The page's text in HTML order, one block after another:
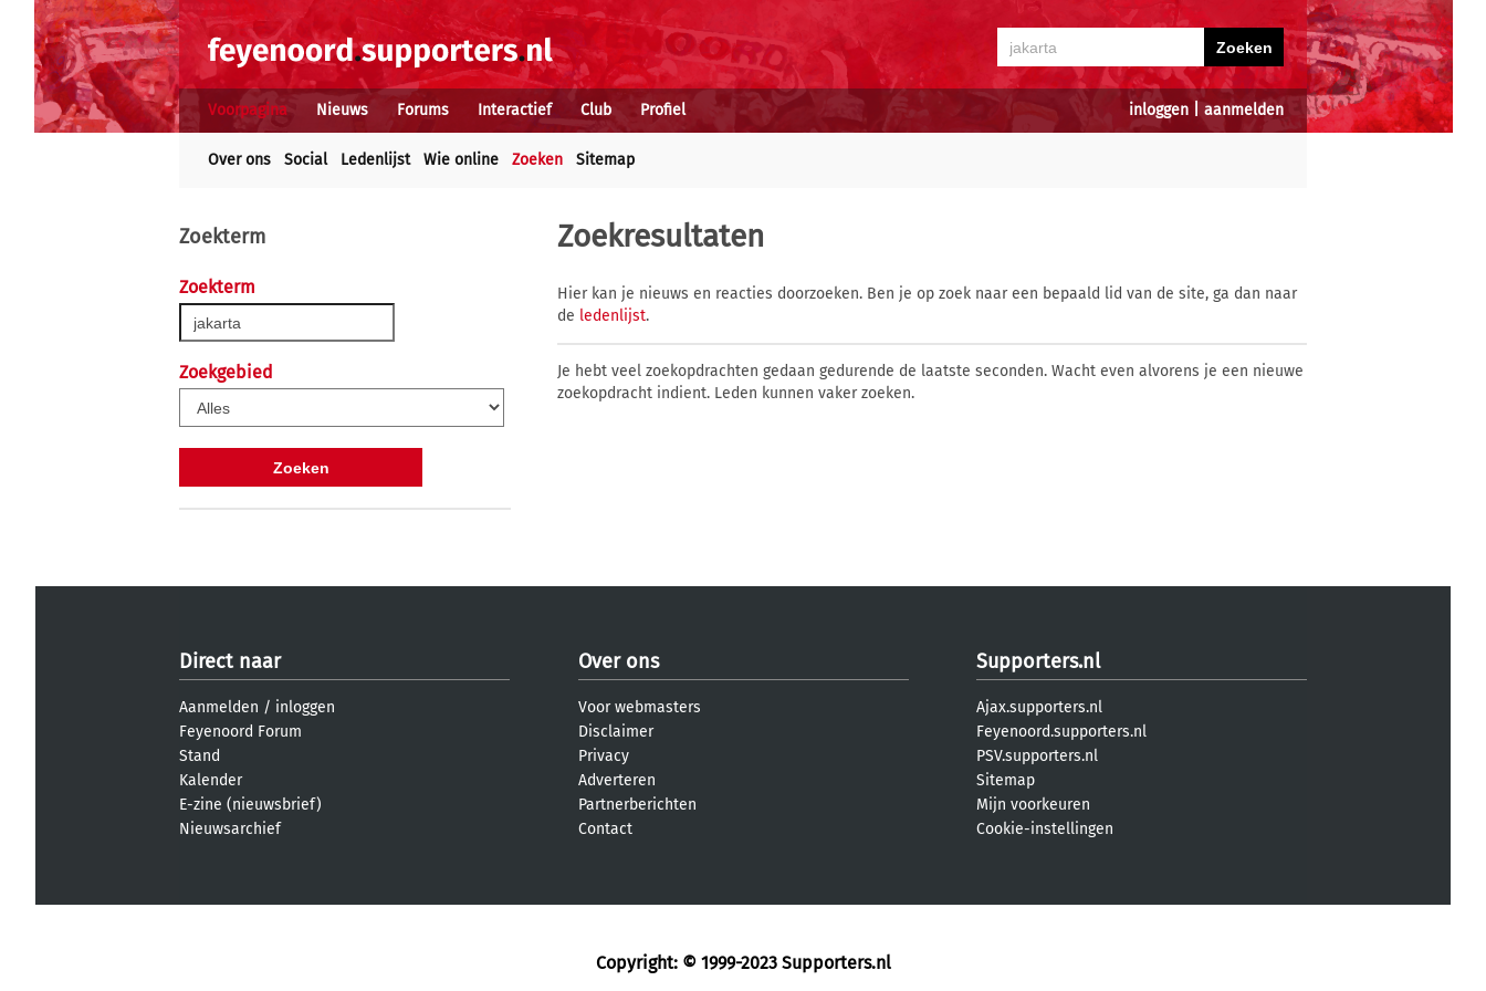
inloggen aanmelden
Voorpagina Nieuws Forums Interactief Club Profiel
Over ons Social Ledenlijst Wie online Zoeken Sitemap
Zoekterm
Zoekterm
Zoekgebied
Zoekresultaten
Hier kan je nieuws en reacties doorzoeken. Ben je op zoek naar een bepaald lid van de site, ga dan naar
de ledenlijst.
Je hebt veel zoekopdrachten gedaan gedurende de laatste seconden. Wacht even alvorens je een nieuwe
zoekopdracht indient. Leden kunnen vaker zoeken.
Direct naar
Aanmelden / inloggen
Feyenoord Forum
Stand
Kalender
E-zine (nieuwsbrief)
Nieuwsarchief
Over ons
Voor webmasters
Disclaimer
Privacy
Adverteren
Partnerberichten
Contact
Supporters.nl
Ajax.supporters.nl
Feyenoord.supporters.nl
PSV.supporters.nl
Sitemap
Mijn voorkeuren
Cookie-instellingen
Copyright: © 1999-2023 Supporters.nl